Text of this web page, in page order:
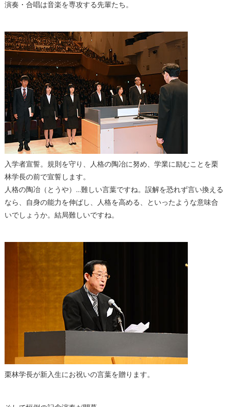
演奏・合唱は音楽を専攻する先輩たち。
入学者宣誓。規則を守り、人格の陶冶に努め、学業に励むことを栗
林学長の前で宣誓します。
人格の陶冶（とうや）…難しい言葉ですね。誤解を恐れず言い換える
なら、自身の能力を伸ばし、人格を高める、といったような意味合
いでしょうか。結局難しいですね。
栗林学長が新入生にお祝いの言葉を贈ります。